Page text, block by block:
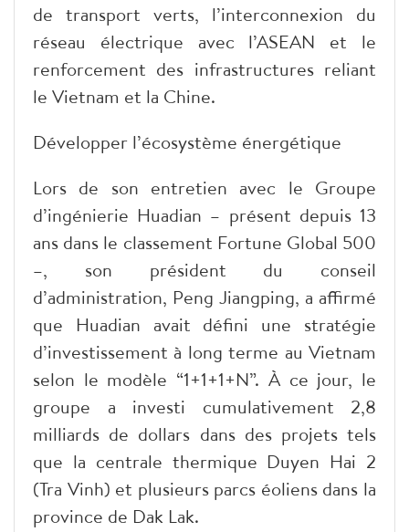
de transport verts, l’interconnexion du
réseau électrique avec l’ASEAN et le
renforcement des infrastructures reliant
le Vietnam et la Chine.
Développer l’écosystème énergétique
Lors de son entretien avec le Groupe
d’ingénierie Huadian – présent depuis 13
ans dans le classement Fortune Global 500
–, son président du conseil
d’administration, Peng Jiangping, a affirmé
que Huadian avait défini une stratégie
d’investissement à long terme au Vietnam
selon le modèle “1+1+1+N”. À ce jour, le
groupe a investi cumulativement 2,8
milliards de dollars dans des projets tels
que la centrale thermique Duyen Hai 2
(Tra Vinh) et plusieurs parcs éoliens dans la
province de Dak Lak.